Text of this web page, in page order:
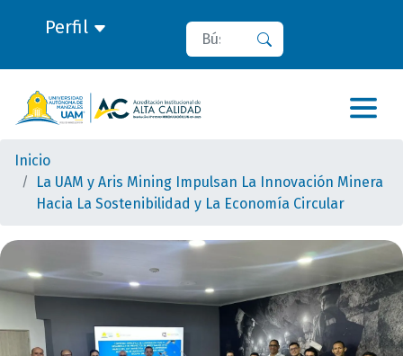
Perfil Buscar
Inicio
La UAM y Aris Mining Impulsan La Innovación Minera
Hacia La Sostenibilidad y La Economía Circular